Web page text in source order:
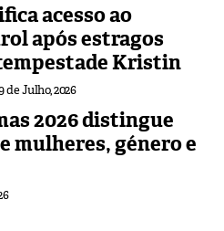
acesso ao
após estragos
Kristin
de Julho, 2026
2026 distingue
mulheres, género e